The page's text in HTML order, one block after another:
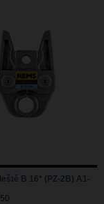
B 16* (PZ-2B) A1-